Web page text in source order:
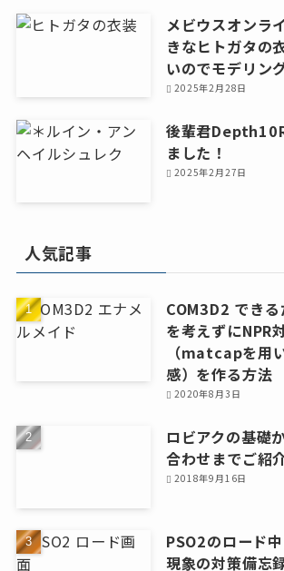
メビウスオンラ
きなヒトガタの
いのでモデリン
2025年2月28日
後輩君
ました！
2025年2月27日
人気記事
COM3D2 でき
を考えずにNPR
（matcapを用
感）を作る方法
2020年8月3日
ロビアクの基礎
合わせまでご紹
2018年9月16日
PSO2のロード
現象の対策備忘